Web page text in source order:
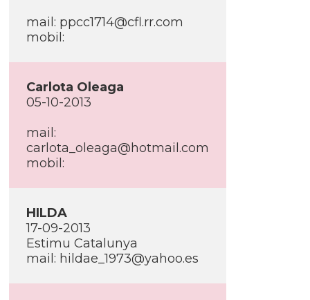
mail: ppcc1714@cfl.rr.com
mobil:
Carlota Oleaga
05-10-2013
mail:
carlota_oleaga@hotmail.com
mobil:
HILDA
17-09-2013
Estimu Catalunya
mail: hildae_1973@yahoo.es